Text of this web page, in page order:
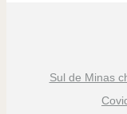
Sul de Minas